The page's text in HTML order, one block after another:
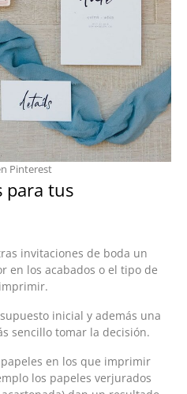
Pinterest
para tus
invitaciones de boda un
en los acabados o el tipo de
inicial y además una
sencillo tomar la decisión.
en los que imprimir
los papeles verjurados